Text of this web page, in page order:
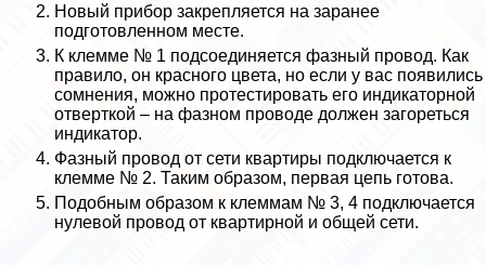
Новый прибор закрепляется на заранее
подготовленном месте.
К клемме № 1 подсоединяется фазный провод. Как
правило, он красного цвета, но если у вас появились
сомнения, можно протестировать его индикаторной
отверткой – на фазном проводе должен загореться
индикатор.
Фазный провод от сети квартиры подключается к
клемме № 2. Таким образом, первая цепь готова.
Подобным образом к клеммам № 3, 4 подключается
нулевой провод от квартирной и общей сети.